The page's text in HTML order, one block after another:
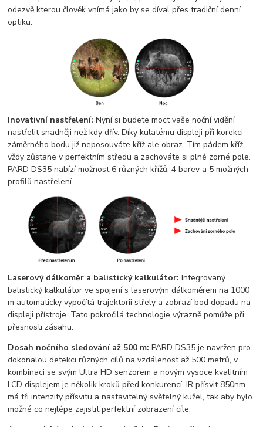
odezvě kterou člověk vnímá jako by se díval přes tradiční denní
optiku.
Inovativní nastřelení:Nyní si budete moct vaše noční vidění
nastřelit snadněji než kdy dřív. Díky kulatému displeji při korekci
záměrného bodu již neposouváte kříž ale obraz. Tím pádem kříž
vždy zůstane v perfektním středu a zachováte si plné zorné pole.
PARD DS35 nabízí možnost 6 různých křížů, 4 barev a 5 možných
profilů nastřelení.
Laserový dálkoměr a balistický kalkulátor:Integrovaný
balistický kalkulátor ve spojení s laserovým dálkoměrem na 1000
m automaticky vypočítá trajektorii střely a zobrazí bod dopadu na
displeji přístroje. Tato pokročilá technologie výrazně pomůže při
přesnosti zásahu.
Dosah nočního sledování až 500 m:PARD DS35 je navržen pro
dokonalou detekci různých cílů na vzdálenost až 500 metrů, v
kombinaci se svým Ultra HD senzorem a novým vysoce kvalitním
LCD displejem je několik kroků před konkurencí. IR přísvit 850nm
má tři intenzity přísvitu a nastavitelný světelný kužel, tak aby bylo
možné co nejlépe zajistit perfektní zobrazení cíle.